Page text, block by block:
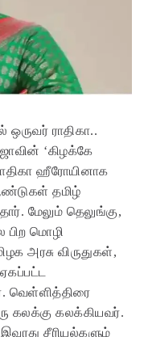
ஒருவர் ராதிகா..
‘கிழக்கே
ஹீரோயினாக
தமிழ்
மேலும் தெலுங்கு,
மொழி
அரசு விருதுகள்,
ஏகப்பட்ட
வெள்ளித்திரை
கலக்கு கலக்கியவர்.
சீரியல்களும்